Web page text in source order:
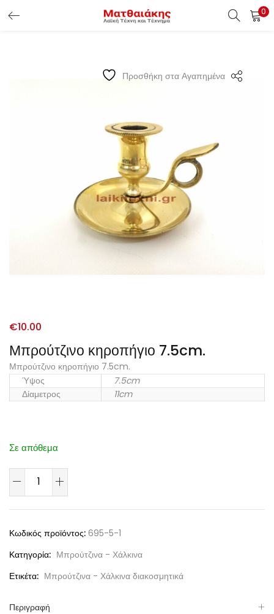
0
Προσθήκη στα Αγαπημένα
Μπρούτζινο κηροπήγιο 7.5cm.
€10.00
Μπρούτζινο κηροπήγιο 7.5cm.
Ύψος
7.5cm
Δίαμετρος
11cm
Σε απόθεμα
Κωδικός προϊόντος: 695-5-1
Κατηγορία: Μπρούτζινα - Χάλκινα
Ετικέτα: Μπρούτζινα - Χάλκινα διακοσμητικά
Περιγραφή
ΕΊΣΟΔΟΣ ΠΕΛΑΤΏΝ
Είσοδος Πελατών
Χάσατε τον κωδικό σας ?